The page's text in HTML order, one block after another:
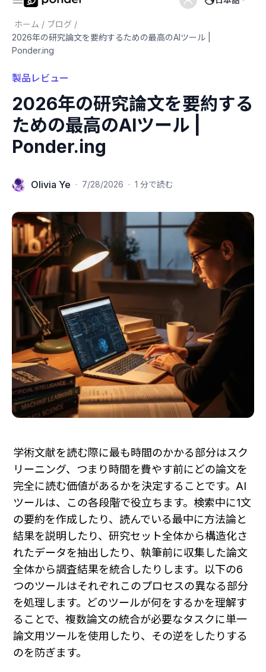
ホーム / ブログ /
2026年の研究論文を要約するための最高のAIツール |
Ponder.ing
製品レビュー
2026年の研究論文を要約する
ための最高のAIツール |
Ponder.ing
Olivia Ye · 7/28/2026 · 1 分で読む
学術文献を読む際に最も時間のかかる部分はスク
リーニング、つまり時間を費やす前にどの論文を
完全に読む価値があるかを決定することです。AI
ツールは、この各段階で役立ちます。検索中に1文
の要約を作成したり、読んでいる最中に方法論と
結果を説明したり、研究セット全体から構造化さ
れたデータを抽出したり、執筆前に収集した論文
全体から調査結果を統合したりします。以下の6
つのツールはそれぞれこのプロセスの異なる部分
を処理します。どのツールが何をするかを理解す
ることで、複数論文の統合が必要なタスクに単一
論文用ツールを使用したり、その逆をしたりする
のを防ぎます。